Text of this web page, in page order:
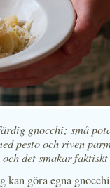
gnocchi; små
pesto och riven
och det smakar
kan göra egna